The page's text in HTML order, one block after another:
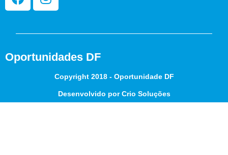
Oportunidades DF
Copyright 2018 - Oportunidade DF
Desenvolvido por Crio Soluções